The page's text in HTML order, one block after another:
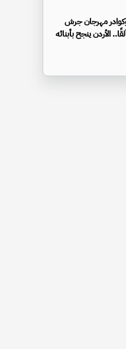
مهرجان جرش
الأردن ينجح بأبنائه